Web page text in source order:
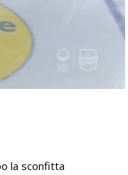
la sconfitta